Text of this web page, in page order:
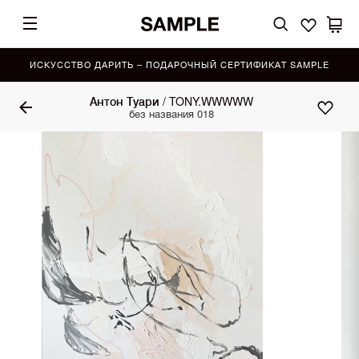
ИСКУССТВО ДАРИТЬ – ПОДАРОЧНЫЙ СЕРТИФИКАТ SAMPLE
Антон Туари / TONY.WWWWW
без названия 018